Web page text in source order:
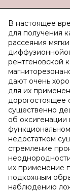
В настоящее
для получения
рассеяния
рентгеновской
дают очень
для их
существенно
об оксигенации
недостатком
стремление
их применение
подкожным
наблюдению